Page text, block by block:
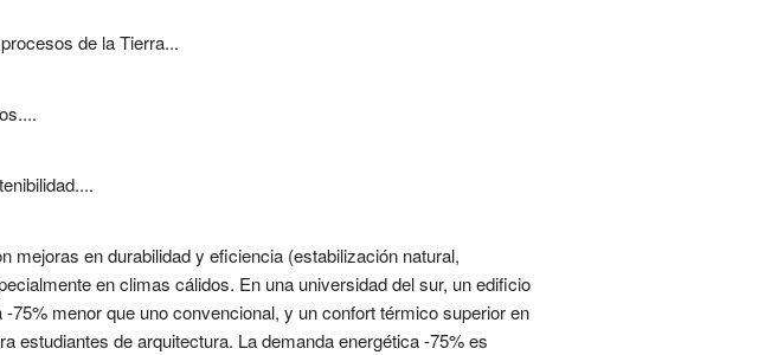
de la Tierra...
mejoras en durabilidad y eficiencia (estabilización natural,
en climas cálidos. En una universidad del sur, un edificio
menor que uno convencional, y un confort térmico superior en
estudiantes de arquitectura. La demanda energética -75% es